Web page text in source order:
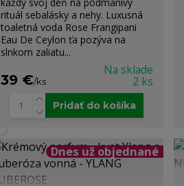
rituál sebalásky a nehy. Luxusná
toaletná voda Rose Frangipani
Eau De Ceylon ťa pozýva na
slnkom zaliatu...
39 €/ks
Na sklade
2 ks
Pridať do košíka
Dnes už objednané